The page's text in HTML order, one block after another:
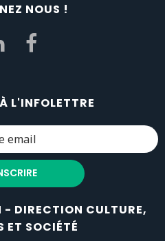
NOUS !
L'INFOLETTRE
- DIRECTION CULTURE,
ET SOCIÉTÉ